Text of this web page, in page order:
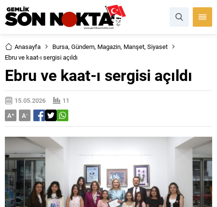
Anasayfa Bursa, Gündem, Magazin, Manşet, Siyaset
Ebru ve kaat-ı sergisi açıldı
Ebru ve kaat-ı sergisi açıldı
15.05.2026
11
A+ A-